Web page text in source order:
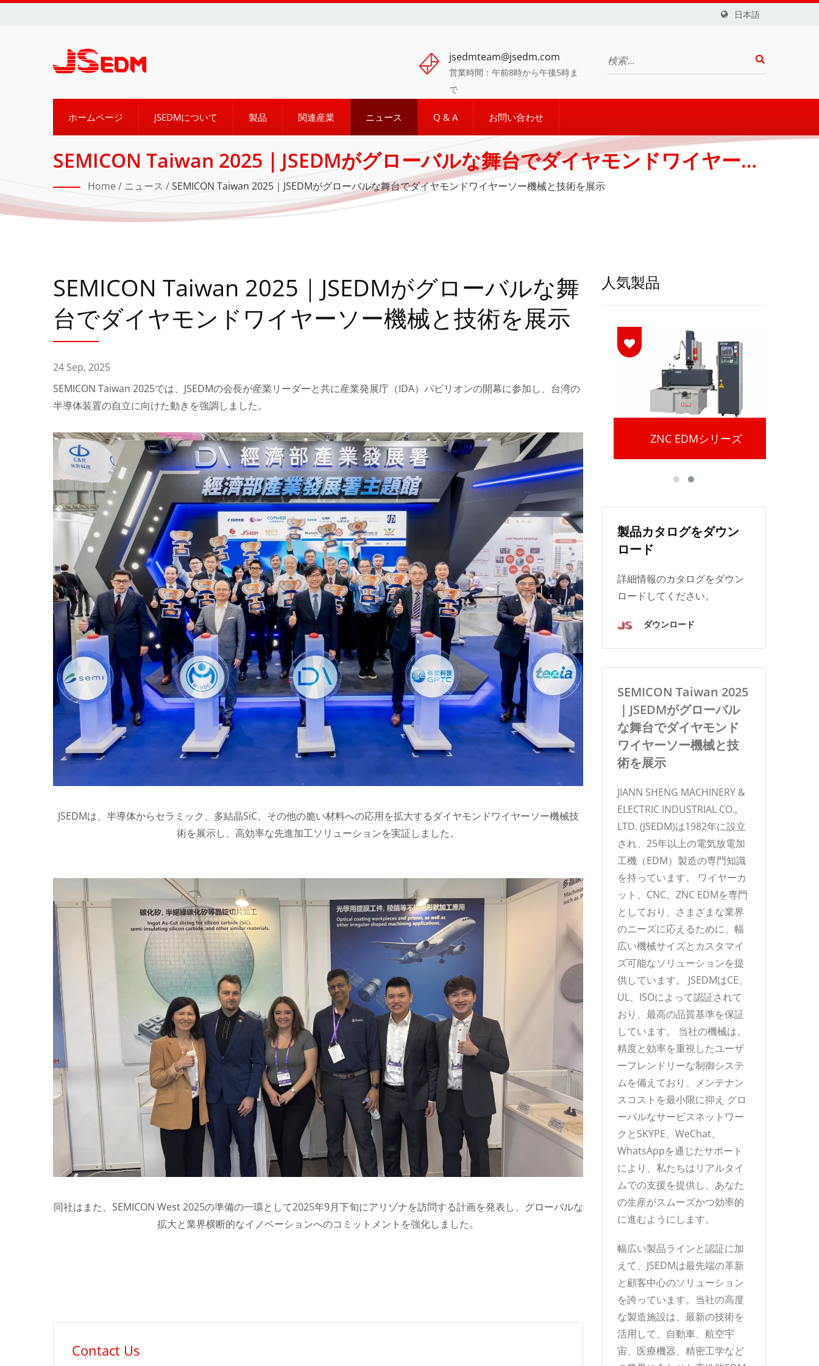
日本語
jsedmteam@jsedm.com
営業時間：午前8時から午後5時ま
で
ホームページ JSEDMについて 製品 関連産業 ニュース Q & A お問い合わせ
SEMICON Taiwan 2025｜JSEDMがグローバルな舞台でダイヤモンドワイヤーソ
ー機械と技術を展示 | 精密製造：JSEDMによる先進的なEDM技術
Home / ニュース /SEMICON Taiwan 2025｜JSEDMがグローバルな舞台でダイヤモンドワイヤーソー機械と技術を展示
SEMICON Taiwan 2025｜JSEDMがグローバルな舞
台でダイヤモンドワイヤーソー機械と技術を展示
24 Sep, 2025
SEMICON Taiwan 2025では、JSEDMの会長が産業リーダーと共に産業発展庁（IDA）パビリオンの開幕に参加し、台湾の
半導体装置の自立に向けた動きを強調しました。
JSEDMは、半導体からセラミック、多結晶SiC、その他の脆い材料への応用を拡大するダイヤモンドワイヤーソー機械技
術を展示し、高効率な先進加工ソリューションを実証しました。
同社はまた、SEMICON West 2025の準備の一環として2025年9月下旬にアリゾナを訪問する計画を発表し、グローバルな
拡大と業界横断的なイノベーションへのコミットメントを強化しました。
人気製品
ワイヤーカットEDMシリーズ ZNC EDMシリーズ ワイヤーカットEDMシリーズ ZNC EDMシリーズ
製品カタログをダウン
ロード
詳細情報のカタログをダウン
ロードしてください。
ダウンロード
SEMICON Taiwan 2025
｜JSEDMがグローバル
な舞台でダイヤモンド
ワイヤーソー機械と技
術を展示
JIANN SHENG MACHINERY &
ELECTRIC INDUSTRIAL CO.,
LTD. (JSEDM)は1982年に設立
され、25年以上の電気放電加
工機（EDM）製造の専門知識
を持っています。 ワイヤーカ
ット、CNC、ZNC EDMを専門
としており、さまざまな業界
のニーズに応えるために、幅
広い機械サイズとカスタマイ
ズ可能なソリューションを提
供しています。 JSEDMはCE、
UL、ISOによって認証されて
おり、最高の品質基準を保証
しています。 当社の機械は、
精度と効率を重視したユーザ
ーフレンドリーな制御システ
ムを備えており、メンテナン
スコストを最小限に抑え グロ
ーバルなサービスネットワー
クとSKYPE、WeChat、
WhatsAppを通じたサポート
により、私たちはリアルタイ
ムでの支援を提供し、あなた
の生産がスムーズかつ効率的
に進むようにします。
幅広い製品ラインと認証に加
えて、JSEDMは最先端の革新
と顧客中心のソリューション
を誇っています。当社の高度
な製造施設は、最新の技術を
活用して、自動車、航空宇
宙、医療機器、精密工学など